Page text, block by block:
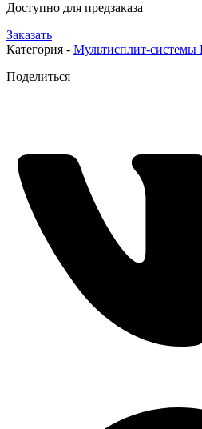
Доступно для предзаказа
Заказать
Категория - Мультисплит-системы
Поделиться